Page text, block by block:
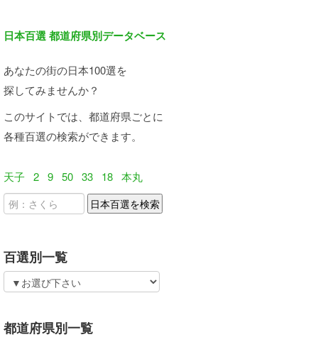
日本百選 都道府県別データベース
あなたの街の日本100選を
探してみませんか？
このサイトでは、都道府県ごとに
各種百選の検索ができます。
天子 2 9 50 33 18 本丸
百選別一覧
都道府県別一覧